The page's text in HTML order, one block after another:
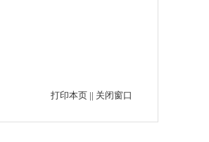
打印本页|| 关闭窗口